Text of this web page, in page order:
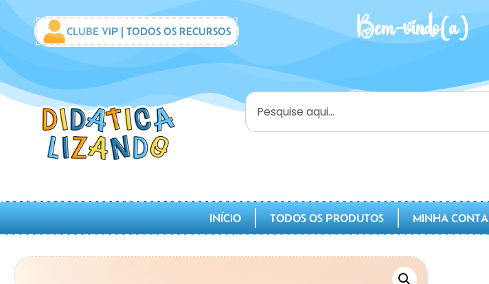
CLUBE VIP | TODOS OS RECURSOS Bem-vindo(a)
INÍCIO TODOS OS PRODUTOS MINHA CONTA